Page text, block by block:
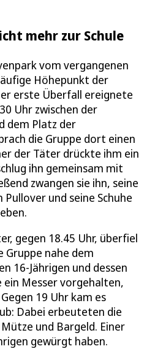
mehr zur Schule
vom vergangenen
Höhepunkt der
erste Überfall ereignete
Uhr zwischen der
dem Platz der
die Gruppe dort einen
der Täter drückte ihm ein
ihn gemeinsam mit
zwangen sie ihn, seine
und seine Schuhe
gegen 18.45 Uhr, überfiel
nahe dem
16-Jährigen und dessen
ein Messer vorgehalten,
19 Uhr kam es
Dabei erbeuteten die
und Bargeld. Einer
gewürgt haben.